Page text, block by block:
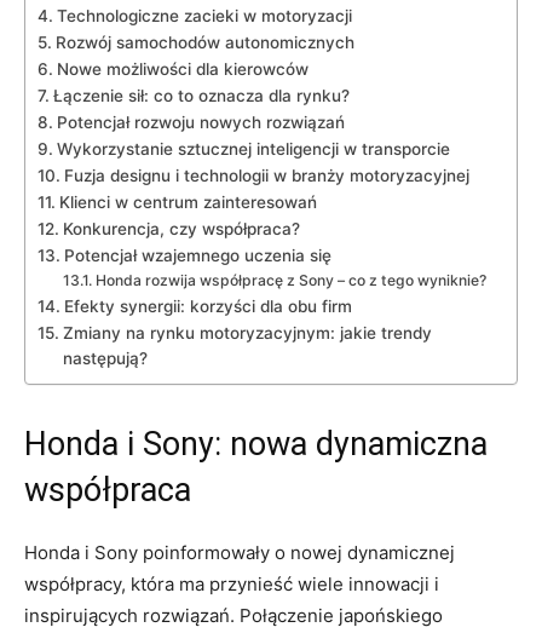
Technologiczne zacieki w motoryzacji
Rozwój ⁢samochodów‌ autonomicznych
Nowe możliwości dla kierowców
Łączenie sił: co ‍to oznacza dla rynku?
Potencjał rozwoju nowych ⁢rozwiązań
Wykorzystanie ​sztucznej inteligencji w transporcie
Fuzja designu i ⁢technologii ⁤w branży motoryzacyjnej
Klienci‌ w centrum zainteresowań
Konkurencja,⁢ czy ⁤współpraca?
Potencjał wzajemnego uczenia się
Honda‍ rozwija współpracę⁣ z Sony – co z ‌tego wyniknie?
Efekty synergii: korzyści dla obu ⁣firm
Zmiany‍ na rynku motoryzacyjnym: jakie trendy⁤
następują?
Honda⁢ i⁤ Sony: ⁣nowa dynamiczna‍
współpraca
Honda i Sony poinformowały o​ nowej dynamicznej
współpracy, ​która ma przynieść wiele innowacji ‌i
inspirujących rozwiązań. Połączenie japońskiego